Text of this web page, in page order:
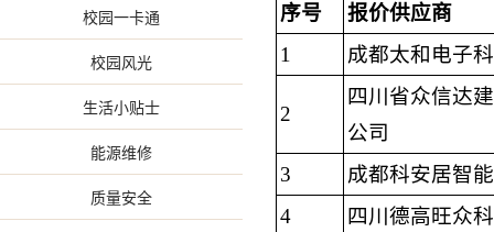
校园一卡通
校园风光
生活小贴士
能源维修
质量安全
序号 报价供应商
1
成都太和电子
2
四川省众信达
公司
3
成都科安居智
4
四川德高旺众